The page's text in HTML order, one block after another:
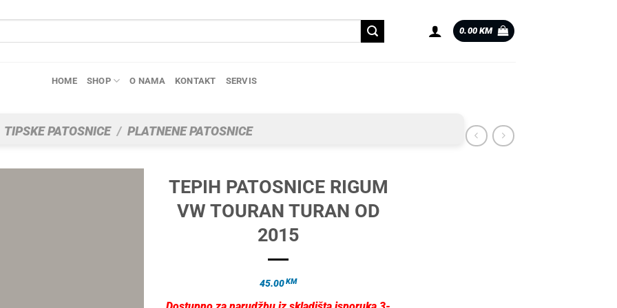
0.00 KM
HOME SHOP O NAMA KONTAKT SERVIS
TIPSKE PATOSNICE / PLATNENE PATOSNICE
TEPIH PATOSNICE RIGUM
VW TOURAN TURAN OD
2015
45.00KM